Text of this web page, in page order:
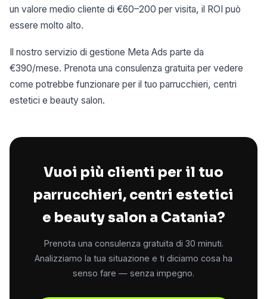
un valore medio cliente di €60–200 per visita, il ROI può
essere molto alto.
Il nostro servizio di gestione Meta Ads parte da
€390/mese. Prenota una consulenza gratuita per vedere
come potrebbe funzionare per il tuo parrucchieri, centri
estetici e beauty salon.
Vuoi più clienti per il tuo
parrucchieri, centri estetici
e beauty salon a Catania?
Prenota una consulenza gratuita di 30 minuti.
Analizziamo la tua situazione e ti diciamo cosa ha
senso fare — senza impegno.